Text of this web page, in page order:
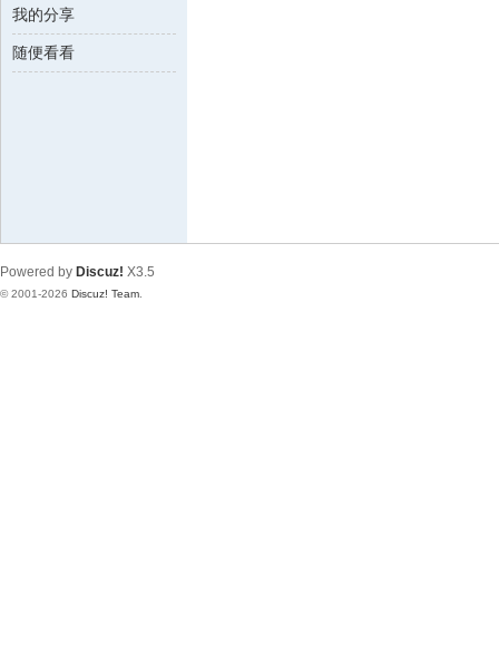
追
我的分享
随便看看
Powered by Discuz! X3.5
© 2001-2026 Discuz! Team